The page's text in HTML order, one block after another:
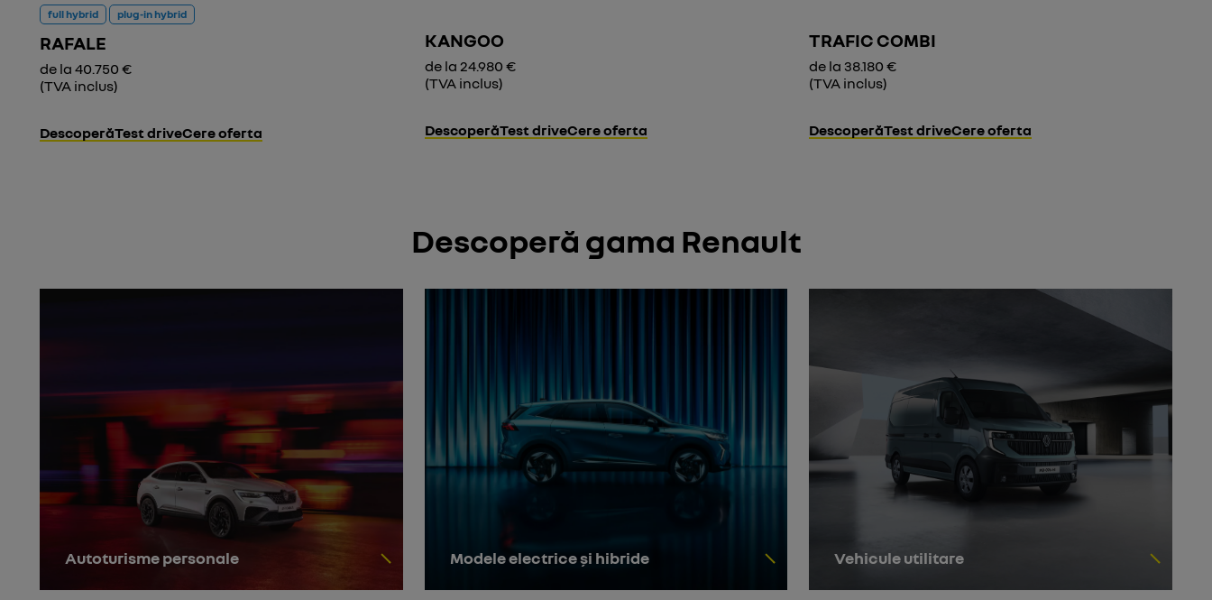
full hybrid plug-in hybrid
RAFALE
de la 40.750 €
(TVA inclus)
DescoperăTest driveCere oferta
KANGOO
de la 24.980 €
(TVA inclus)
DescoperăTest driveCere oferta
TRAFIC COMBI
de la 38.180 €
(TVA inclus)
DescoperăTest driveCere oferta
Descoperă gama Renault
Autoturisme personale Modele electrice și hibride Vehicule utilitare